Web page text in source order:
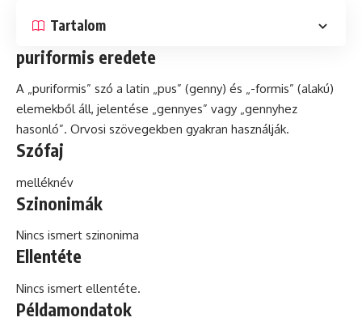
Tartalom
puriformis eredete
A „puriformis” szó a latin „pus” (genny) és „-formis” (alakú)
elemekből áll, jelentése „gennyes” vagy „gennyhez
hasonló”. Orvosi szövegekben gyakran használják.
Szófaj
melléknév
Szinonimák
Nincs ismert szinonima
Ellentéte
Nincs ismert ellentéte.
Példamondatok